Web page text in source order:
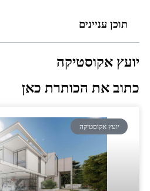
תוכן עניינים
יועץ אקוסטיקה
כתוב את הכותרת כאן
יועץ אקוסטיקה